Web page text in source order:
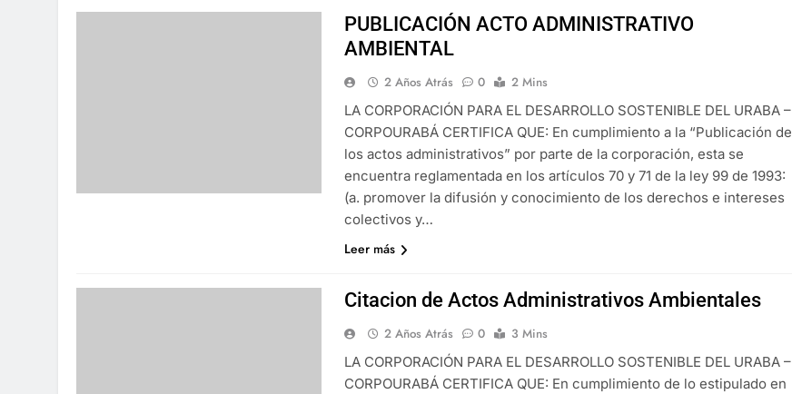
PUBLICACIÓN ACTO ADMINISTRATIVO
AMBIENTAL
2 Años Atrás 0
2 Mins
LA CORPORACIÓN PARA EL DESARROLLO SOSTENIBLE DEL URABA –
CORPOURABÁ CERTIFICA QUE: En cumplimiento a la “Publicación de
los actos administrativos” por parte de la corporación, esta se
encuentra reglamentada en los artículos 70 y 71 de la ley 99 de 1993:
(a. promover la difusión y conocimiento de los derechos e intereses
colectivos y…
Leer más
Citacion de Actos Administrativos Ambientales
2 Años Atrás 0
3 Mins
LA CORPORACIÓN PARA EL DESARROLLO SOSTENIBLE DEL URABA –
CORPOURABÁ CERTIFICA QUE: En cumplimiento de lo estipulado en